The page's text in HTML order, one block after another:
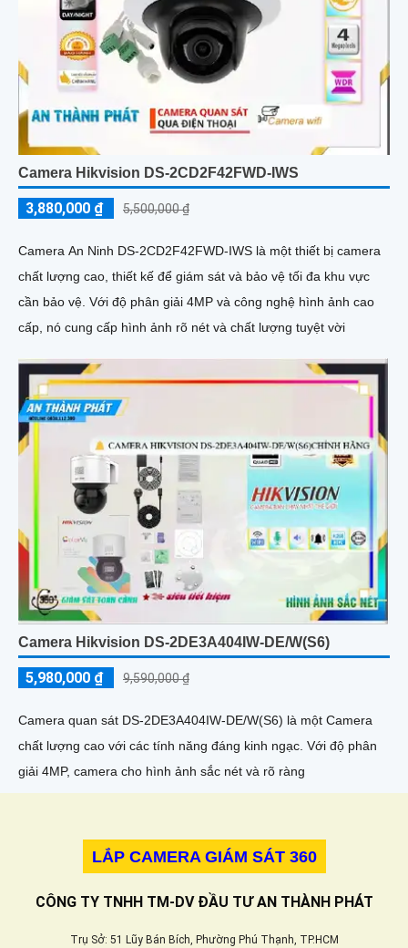
Camera Hikvision DS-2CD2F42FWD-IWS
3,880,000 ₫ 5,500,000 ₫
Camera An Ninh DS-2CD2F42FWD-IWS là một thiết bị camera
chất lượng cao, thiết kế để giám sát và bảo vệ tối đa khu vực
cần bảo vệ. Với độ phân giải 4MP và công nghệ hình ảnh cao
cấp, nó cung cấp hình ảnh rõ nét và chất lượng tuyệt vời
Camera Hikvision DS-2DE3A404IW-DE/W(S6)
5,980,000 ₫ 9,590,000 ₫
Camera quan sát DS-2DE3A404IW-DE/W(S6) là một Camera
chất lượng cao với các tính năng đáng kinh ngạc. Với độ phân
giải 4MP, camera cho hình ảnh sắc nét và rõ ràng
LẮP CAMERA GIÁM SÁT 360
CÔNG TY TNHH TM-DV ĐẦU TƯ AN THÀNH PHÁT
Trụ Sở: 51 Lũy Bán Bích, Phường Phú Thạnh, TP.HCM